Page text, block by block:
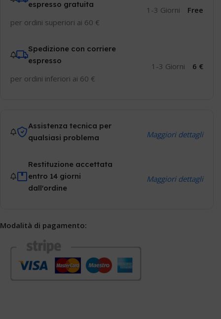
espresso gratuita
per ordini superiori ai 60 €
1-3 Giorni Free
Spedizione con corriere
espresso
per ordini inferiori ai 60 €
1-3 Giorni 6 €
Assistenza tecnica per
qualsiasi problema
Maggiori dettagli
Restituzione accettata
entro 14 giorni
dall'ordine
Maggiori dettagli
Modalità di pagamento: